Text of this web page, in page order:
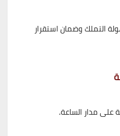
التملك وضمان استقرار
على مدار الساعة.